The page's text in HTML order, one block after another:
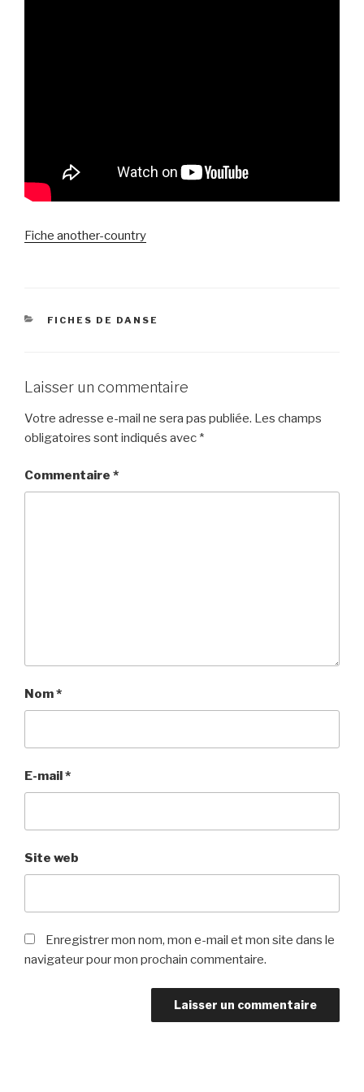
Fiche another-country
CATÉGORIES
FICHES DE DANSE
Laisser un commentaire
Votre adresse e-mail ne sera pas publiée. Les champs
obligatoires sont indiqués avec *
Commentaire *
Nom*
E-mail*
Site web
Enregistrer mon nom, mon e-mail et mon site dans le
navigateur pour mon prochain commentaire.